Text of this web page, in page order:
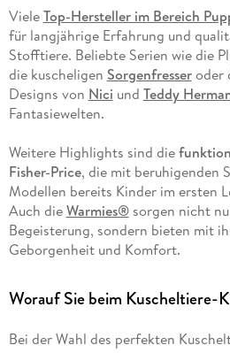
VieleTop-Hersteller im Bereich
für langjährige Erfahrung und
Stofftiere. Beliebte Serien wie die
die kuscheligen Sorgenfresseroder
Designs von Nici und Teddy
Fantasiewelten.
Weitere Highlights sind die
Fisher-Price, die mit beruhigenden
Modellen bereits Kinder im ersten
Auch dieWarmies®sorgen nicht
Begeisterung, sondern bieten mit
Geborgenheit und Komfort.
Worauf Sie beim Kuscheltiere-
Bei der Wahl des perfekten